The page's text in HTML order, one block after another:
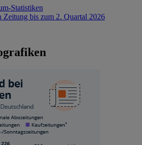
Statistiken
Zeitung bis zum 2. Quartal 2026